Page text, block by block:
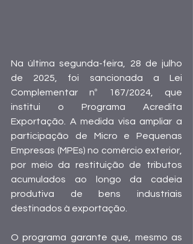
Na última segunda-feira, 28 de julho
de 2025, foi sancionada a Lei
Complementar nº 167/2024, que
institui o Programa Acredita
Exportação. A medida visa ampliar a
participação de Micro e Pequenas
Empresas (MPEs) no comércio exterior,
por meio da restituição de tributos
acumulados ao longo da cadeia
produtiva de bens industriais
destinados à exportação.
O programa garante que, mesmo as